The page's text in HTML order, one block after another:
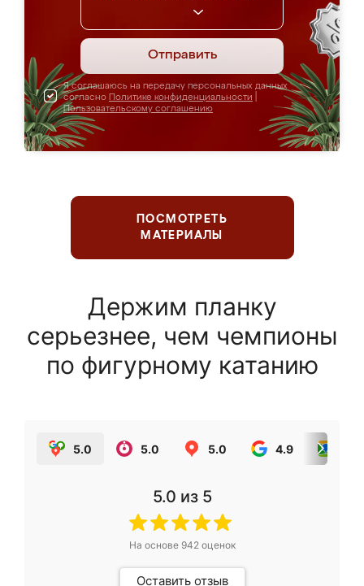
Отправить
Я соглашаюсь на передачу персональных данных
согласно Политике конфиденциальности
Пользовательскому соглашению
ПОСМОТРЕТЬ
МАТЕРИАЛЫ
Держим планку
серьезнее, чем чемпионы
по фигурному катанию
5.0 5.0 5.0 4.9
5.0 из 5
На основе 942оценок
Оставить отзыв